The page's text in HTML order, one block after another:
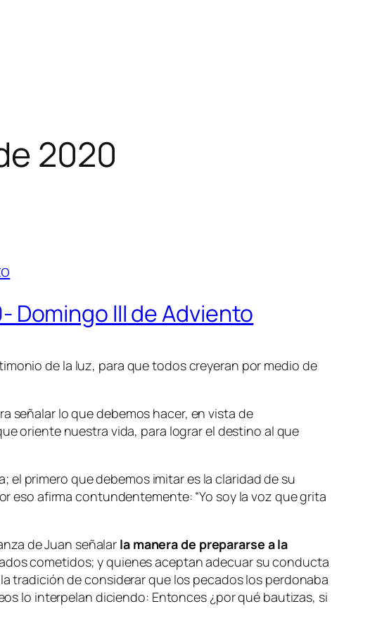
2020
Domingo III de Adviento
de la luz, para que todos creyeran por medio de
señalar lo que debemos hacer, en vista de
oriente nuestra vida, para lograr el destino al que
primero que debemos imitar es la claridad de su
eso afirma contundentemente: “Yo soy la voz que grita
de Juan señalar la manera de prepararse a la
cometidos; y quienes aceptan adecuar su conducta
tradición de considerar que los pecados los perdonaba
lo interpelan diciendo: Entonces ¿por qué bautizas, si